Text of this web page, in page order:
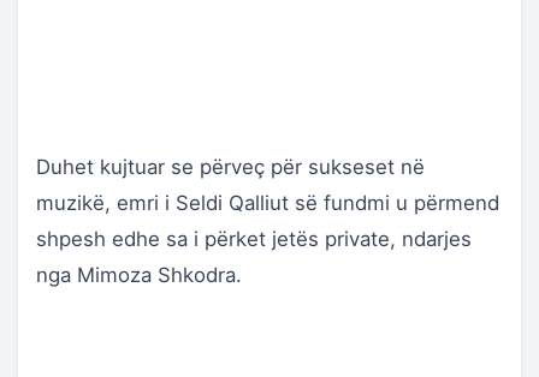
Duhet kujtuar se përveç për sukseset në
muzikë, emri i Seldi Qalliut së fundmi u përmend
shpesh edhe sa i përket jetës private, ndarjes
nga Mimoza Shkodra.